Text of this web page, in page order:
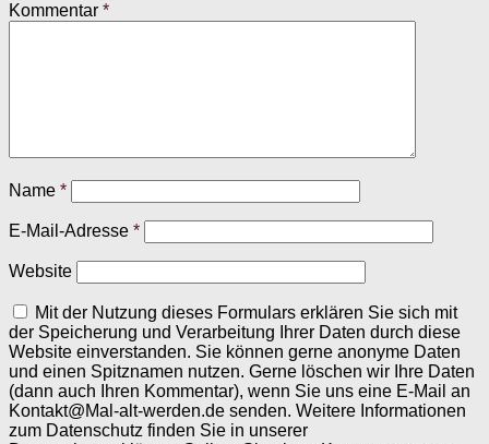
Kommentar *
Name *
E-Mail-Adresse *
Website
Mit der Nutzung dieses Formulars erklären Sie sich mit
der Speicherung und Verarbeitung Ihrer Daten durch diese
Website einverstanden. Sie können gerne anonyme Daten
und einen Spitznamen nutzen. Gerne löschen wir Ihre Daten
(dann auch Ihren Kommentar), wenn Sie uns eine E-Mail an
Kontakt@Mal-alt-werden.de senden. Weitere Informationen
zum Datenschutz finden Sie in unserer